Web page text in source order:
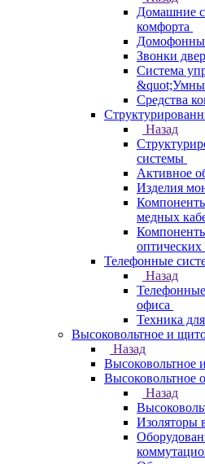
Домашние
комфорта
Звонки
Система
Средства
Назад
системы
Активное
Изделия
медных
оптических
Телефонные
Назад
офиса
Техника
Высоковольтное и
Назад
Высоковольтное
Высоковольтное
Назад
Изоляторы